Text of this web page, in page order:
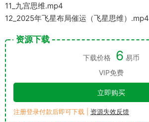
11_九宫思维.mp4
12_2025年飞星布局催运（飞星思维）.mp4
资源下载
下载价格 6 易币
VIP免费
立即购买
注册登录付款后即可下载 | 资源失效反馈